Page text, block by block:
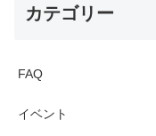
カテゴリー
FAQ
イベント